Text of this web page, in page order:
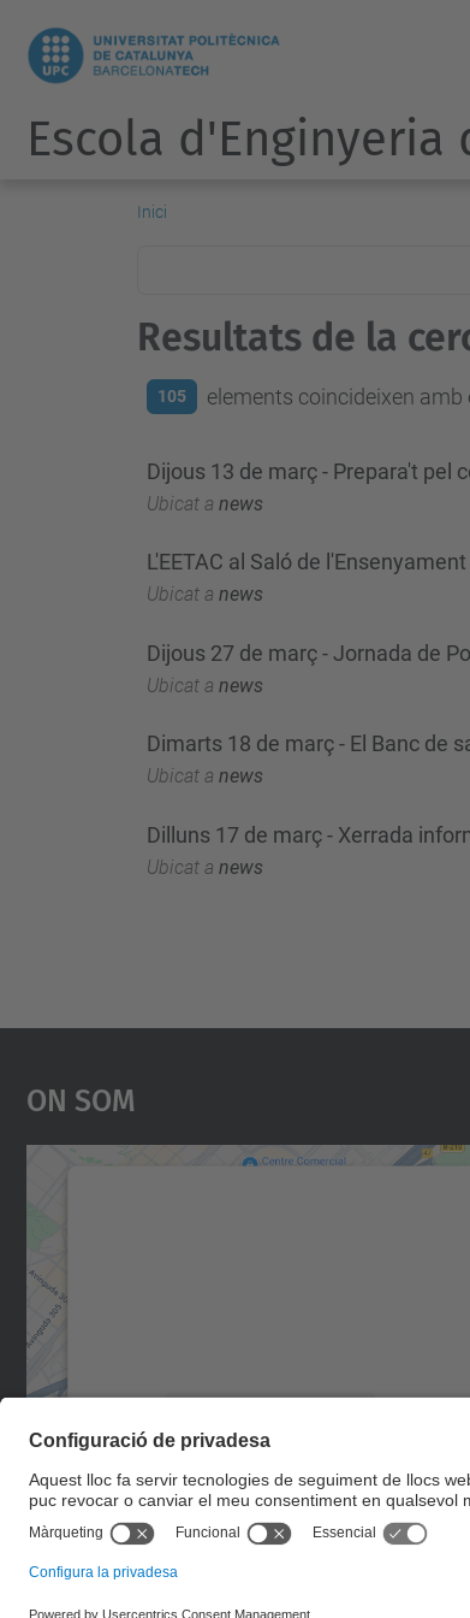
Escola d'Enginyeria
Inici
Resultats de la
105 elements coincideixen amb
Dijous 13 de març - Prepara't pel
Ubicat a news
L'EETAC al Saló de
Ubicat a news
Dijous 27 de març - Jornada de
Ubicat a news
Dimarts 18 de març - El Banc de
Ubicat a news
Dilluns 17 de març - Xerrada
Ubicat a news
On Som
Accepta
powered by Usercentrics Consent
Management Platform
© UPCEscola d'Enginyeria de Telecomunicació i